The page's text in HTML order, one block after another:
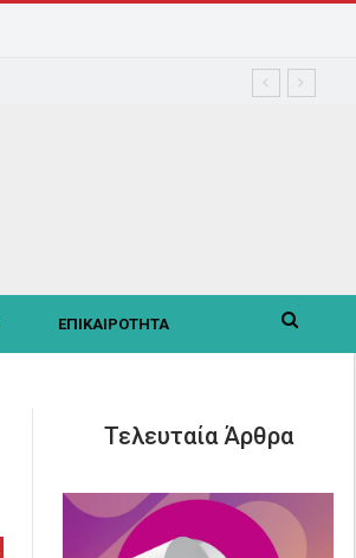
ΕΠΙΚΑΙΡΟΤΗΤΑ
Τελευταία Άρθρα